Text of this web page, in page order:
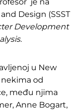
je na
Design (SSST
Development
u New
od
među njima
Anne Bogart,